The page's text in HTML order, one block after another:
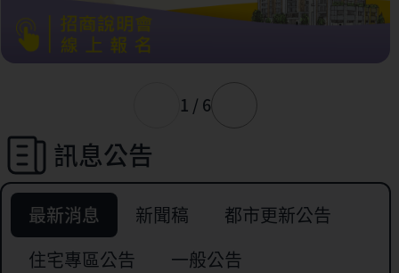
1 / 6
訊息公告
最新消息 新聞稿
都市更新公告
住宅專區公告
一般公告